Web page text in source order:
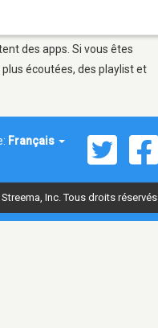
des apps. Si vous êtes
écoutées, des playlist et
Français
Inc. Tous droits réservés